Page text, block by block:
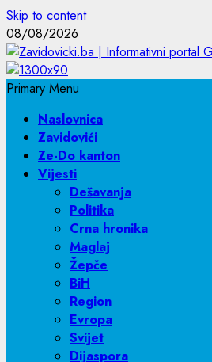
Skip to content
08/08/2026
Primary Menu
Naslovnica
Zavidovići
Ze-Do kanton
Vijesti
Dešavanja
Politika
Crna hronika
Maglaj
Žepče
BiH
Region
Evropa
Svijet
Dijaspora